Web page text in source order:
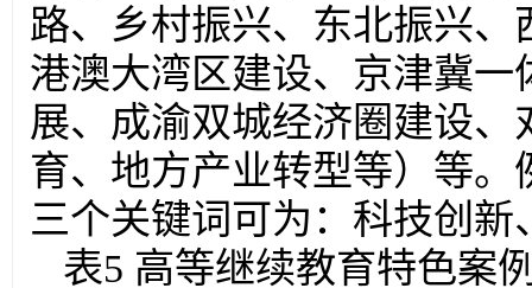
路、乡村振兴、东北振兴
港澳大湾区建设、京津冀
展、成渝双城经济圈建设
育、地方产业转型等）等
三个关键词可为：科技创
表5 高等继续教育特色案